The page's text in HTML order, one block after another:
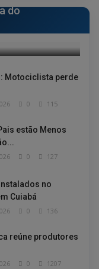
do
Motociclista perde
0 115
estão Menos
0 127
no
Cuiabá
0 136
reúne produtores
0 1207